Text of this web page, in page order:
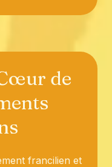
de
francilien et